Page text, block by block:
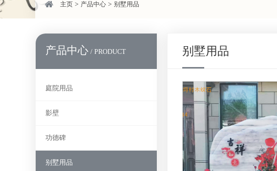
主页 > 产品中心 > 别墅用品
产品中心 / PRODUCT
庭院用品
影壁
功德碑
别墅用品
别墅用品